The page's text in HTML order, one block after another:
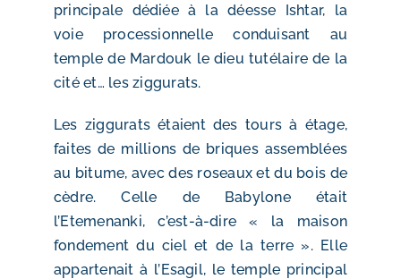
principale dédiée à la déesse Ishtar, la
voie processionnelle conduisant au
temple de Mardouk le dieu tutélaire de la
cité et… les ziggurats.
Les ziggurats étaient des tours à étage,
faites de millions de briques assemblées
au bitume, avec des roseaux et du bois de
cèdre. Celle de Babylone était
l’Etemenanki, c’est-à-dire « la maison
fondement du ciel et de la terre ». Elle
appartenait à l’Esagil, le temple principal